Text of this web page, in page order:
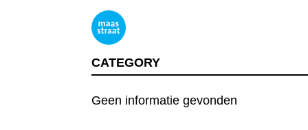
CATEGORY
Geen informatie gevonden